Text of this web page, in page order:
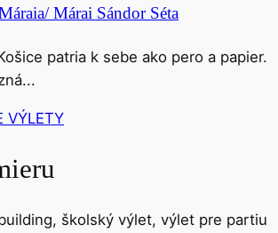
Márai Sándor Séta
patria k sebe ako pero a papier.
VÝLETY
školský výlet, výlet pre partiu